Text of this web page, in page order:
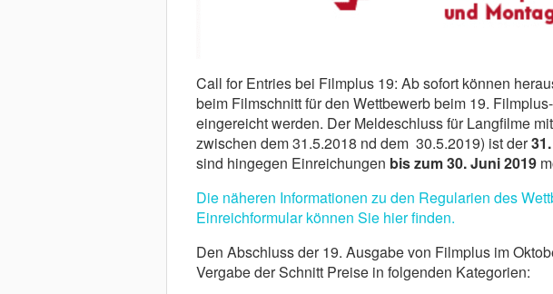
Call for Entries bei Filmplus 19: Ab sofort können
beim Filmschnitt für den Wettbewerb beim 19.
eingereicht werden. Der Meldeschluss für Langfilme
zwischen dem 31.5.2018 nd dem 30.5.2019) ist der
sind hingegen Einreichungen bis zum30. Juni 2019
Die näheren Informationen zu den Regularien des
Einreichformular können Sie hier finden.
Den Abschluss der 19. Ausgabe von Filmplus im
Vergabe der Schnitt Preise in folgenden Kategorien: